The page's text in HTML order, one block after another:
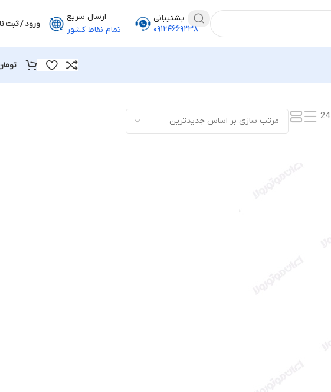
پشتیبانی
۰۹۱۲۴۶۶۹۲۳۸
ارسال سریع
تمام نقاط کشور
ورود / ثبت
24